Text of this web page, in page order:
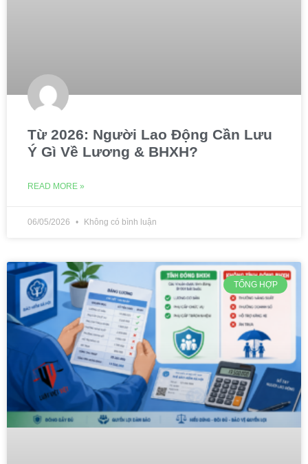
Từ 2026: Người Lao Động Cần Lưu
Ý Gì Về Lương & BHXH?
READ MORE »
06/05/2026 Không có bình luận
TỔNG HỢP